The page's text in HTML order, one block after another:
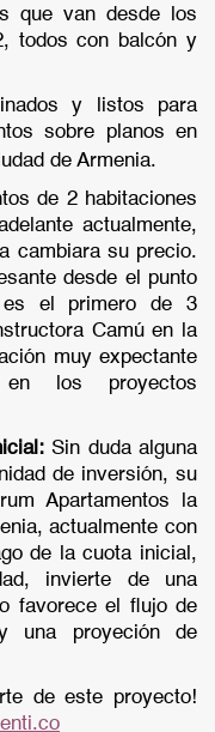
que van desde los
todos con balcón y
y listos para
sobre planos en
de Armenia.
de 2 habitaciones
actualmente,
cambiara su precio.
desde el punto
el primero de 3
Camú en la
muy expectante
los proyectos
Sin duda alguna
de inversión, su
Apartamentos la
actualmente con
de la cuota inicial,
invierte de una
favorece el flujo de
una proyeción de
de este proyecto!